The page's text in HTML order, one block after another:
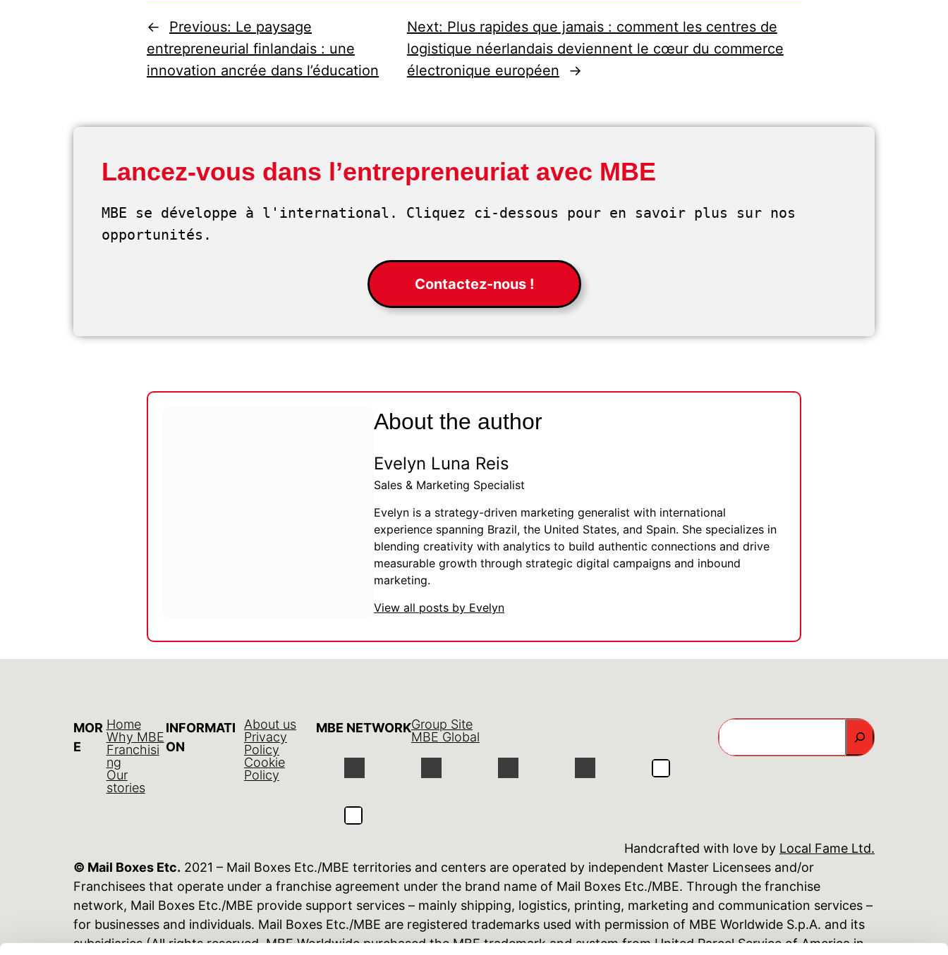
← Previous: Le paysage
entrepreneurial finlandais : une
innovation ancrée dans l’éducation
Next: Plus rapides que jamais : comment les centres de
logistique néerlandais deviennent le cœur du commerce
électronique européen
→
Lancez-vous dans l’entrepreneuriat avec MBE
MBE se développe à l'international. Cliquez ci-dessous pour en savoir plus sur nos
opportunités.
Contactez-nous !
About the author
Evelyn Luna Reis
Sales & Marketing Specialist
Evelyn is a strategy-driven marketing generalist with international
experience spanning Brazil, the United States, and Spain. She specializes in
blending creativity with analytics to build authentic connections and drive
measurable growth through strategic digital campaigns and inbound
marketing.
View all posts by Evelyn
MOR
E
Home
Why MBE
Franchisi
ng
Our
stories
INFORMATI
ON
About us
Privacy
Policy
Cookie
Policy
MBE NETWORKGroup Site
MBE Global
GO
Handcrafted with love by Local Fame Ltd.
© Mail Boxes Etc. 2021 – Mail Boxes Etc./MBE territories and centers are operated by independent Master Licensees and/or
Franchisees that operate under a franchise agreement under the brand name of Mail Boxes Etc./MBE. Through the franchise
network, Mail Boxes Etc./MBE provide support services – mainly shipping, logistics, printing, marketing and communication services –
for businesses and individuals. Mail Boxes Etc./MBE are registered trademarks used with permission of MBE Worldwide S.p.A. and its
subsidiaries (All rights reserved. MBE Worldwide purchased the MBE trademark and system from United Parcel Service of America in